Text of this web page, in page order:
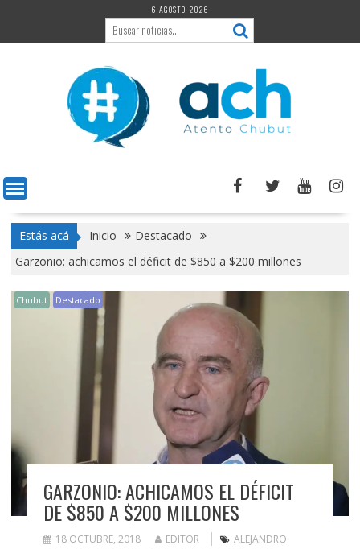
contenido
6 AGOSTO, 2026
Estás acá Inicio
Destacado
Garzonio: achicamos el déficit de $850 a $200 millones
Chubut Destacado
GARZONIO: ACHICAMOS EL DÉFICIT
DE $850 A $200 MILLONES
18 OCTUBRE, 2018 EDITOR
ALEJANDRO